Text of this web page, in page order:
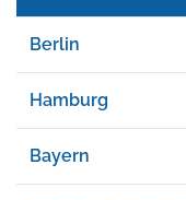
Berlin
Hamburg
Bayern